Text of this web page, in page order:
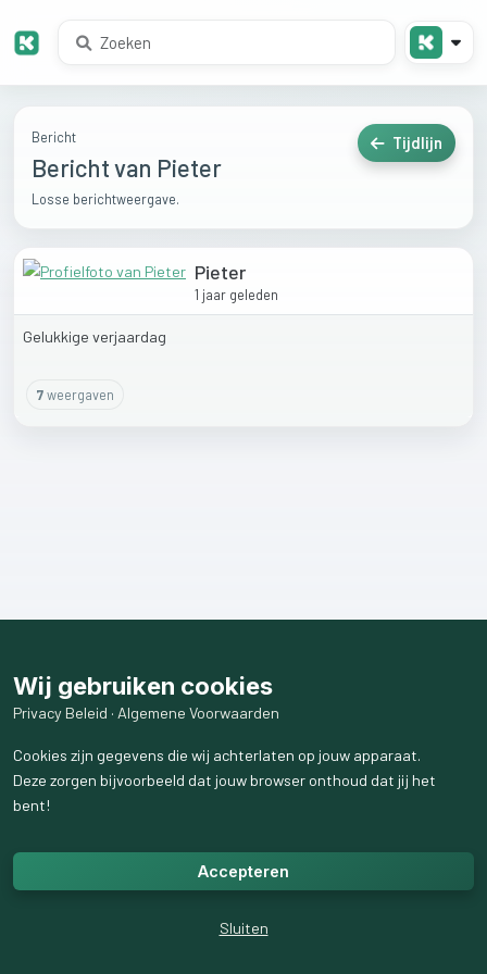
Bericht
Bericht van Pieter
Losse berichtweergave.
Tijdlijn
Pieter
1 jaar geleden
Gelukkige verjaardag
7weergaven
Wij gebruiken cookies
Privacy Beleid · Algemene Voorwaarden
Cookies zijn gegevens die wij achterlaten op jouw apparaat.
Deze zorgen bijvoorbeeld dat jouw browser onthoud dat jij het
bent!
Accepteren
Sluiten